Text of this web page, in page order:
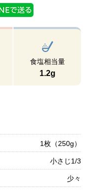
食塩相当量
1.2g
1枚（250g）
小さじ1/3
少々